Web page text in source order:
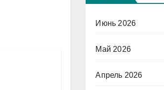
Июнь 2026
Май 2026
Апрель 2026